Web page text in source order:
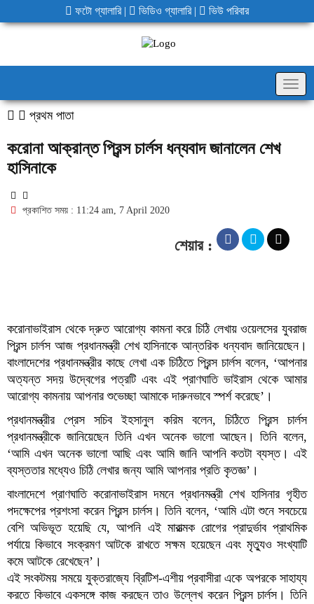
ফটো গ্যালারি | ভিডিও গ্যালারি | ভিউ পরিবার
প্রথম পাতা
করোনা আক্রান্ত প্রিন্স চার্লস ধন্যবাদ জানালেন শেখ
হাসিনাকে
প্রকাশিত সময় : 11:24 am, 7 April 2020
শেয়ার :
করোনাভাইরাস থেকে দ্রুত আরোগ্য কামনা করে চিঠি লেখায় ওয়েলসের যুবরাজ
প্রিন্স চার্লস আজ প্রধানমন্ত্রী শেখ হাসিনাকে আন্তরিক ধন্যবাদ জানিয়েছেন।
বাংলাদেশের প্রধানমন্ত্রীর কাছে লেখা এক চিঠিতে প্রিন্স চার্লস বলেন, ‘আপনার
অত্যন্ত সদয় উদ্বেগের পত্রটি এবং এই প্রাণঘাতি ভাইরাস থেকে আমার
আরোগ্য কামনায় আপনার শুভেচ্ছা আমাকে দারুনভাবে স্পর্শ করেছে’।
প্রধানমন্ত্রীর প্রেস সচিব ইহসানুল করিম বলেন, চিঠিতে প্রিন্স চার্লস
প্রধানমন্ত্রীকে জানিয়েছেন তিনি এখন অনেক ভালো আছেন। তিনি বলেন,
‘আমি এখন অনেক ভালো আছি এবং আমি জানি আপনি কতটা ব্যস্ত। এই
ব্যস্ততার মধ্যেও চিঠি লেখার জন্য আমি আপনার প্রতি কৃতজ্ঞ’।
বাংলাদেশে প্রাণঘাতি করোনাভাইরাস দমনে প্রধানমন্ত্রী শেখ হাসিনার গৃহীত
পদক্ষেপের প্রশংসা করেন প্রিন্স চার্লস। তিনি বলেন, ‘আমি এটা শুনে সবচেয়ে
বেশি অভিভূত হয়েছি যে, আপনি এই মারাত্মক রোগের প্রাদুর্ভাব প্রাথমিক
পর্যায়ে কিভাবে সংক্রমণ আটকে রাখতে সক্ষম হয়েছেন এবং মৃত্যুও সংখ্যাটি
কমে আটকে রেখেছেন’।
এই সংকটময় সময়ে যুক্তরাজ্যে ব্রিটিশ-এশীয় প্রবাসীরা একে অপরকে সাহায্য
করতে কিভাবে একসঙ্গে কাজ করছেন তাও উল্লেখ করেন প্রিন্স চার্লস। তিনি